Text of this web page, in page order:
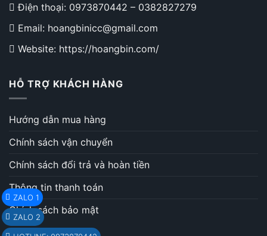
Điện thoại: 0973870442 – 0382827279
Email: hoangbinicc@gmail.com
Website: https://hoangbin.com/
HỖ TRỢ KHÁCH HÀNG
Hướng dẫn mua hàng
Chính sách vận chuyển
Chính sách đổi trả và hoàn tiền
Thông tin thanh toán
Chính sách bảo mật
ZALO 1
ZALO 2